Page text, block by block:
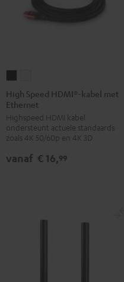
Speed
HDMI®-
kabel
met
Zwart
Speed
HDMI®-
kabel
met
Wit
High Speed HDMI®-kabel met
Ethernet
Highspeed HDMI kabel
ondersteunt actuele standaards
zoals 4K 50/60p en 4K 3D
vanaf € 16,99